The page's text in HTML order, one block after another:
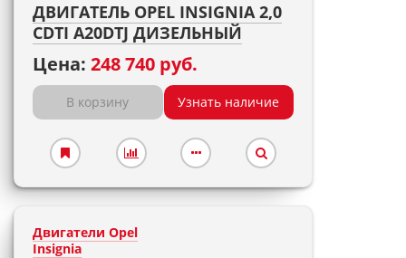
ДВИГАТЕЛЬ OPEL INSIGNIA 2,0
CDTI A20DTJ ДИЗЕЛЬНЫЙ
Цена: 248 740 руб.
В корзину Узнать наличие
Двигатели Opel
Insignia